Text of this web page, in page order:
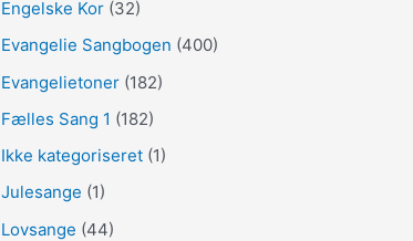
Engelske Kor (32)
Evangelie Sangbogen (400)
Evangelietoner (182)
Fælles Sang 1 (182)
Ikke kategoriseret (1)
Julesange (1)
Lovsange (44)